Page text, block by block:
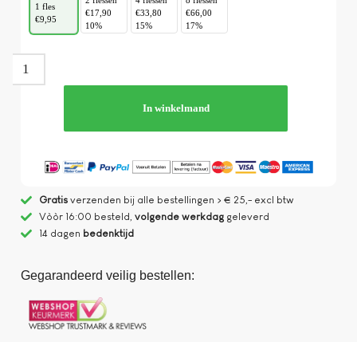
1 fles
€9,95
€17,90
10%
€33,80
15%
€66,00
17%
In winkelmand
Gratisverzenden bij alle bestellingen > € 25,- excl btw
Vòòr 16:00 besteld, volgende werkdaggeleverd
14 dagen bedenktijd
Gegarandeerd veilig bestellen: